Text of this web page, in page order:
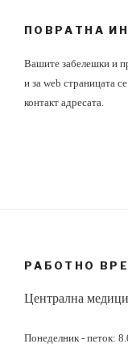
ПОВРАТНА
Вашите забелешки и
и за web страницата
контакт адресата.
РАБОТНО
Централна
Понеделник - петок: